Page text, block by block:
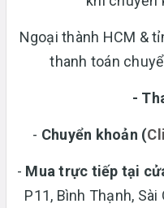
Ngoại thành HCM &
thanh toán
-
- Chuyển khoản (
- Mua trực tiếp tại
P11, Bình Thạnh, Sài